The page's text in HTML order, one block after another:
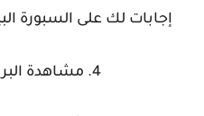
إجابات لك على السبورة
4. مشاهدة البرامج التلفزيونية